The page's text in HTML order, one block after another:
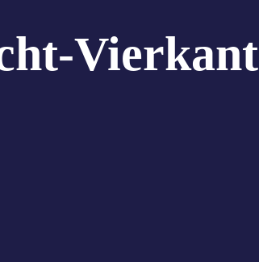
Vierkant